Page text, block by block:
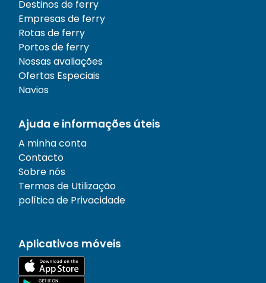
Destinos de ferry
Empresas de ferry
Rotas de ferry
Portos de ferry
Nossas avaliações
Ofertas Especiais
Navios
Ajuda e informações úteis
A minha conta
Contacto
Sobre nós
Termos de Utilização
política de Privacidade
Aplicativos móveis